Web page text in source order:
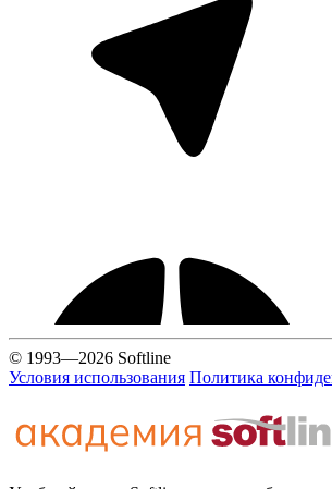
© 1993—2026 Softline
Условия использования Политика